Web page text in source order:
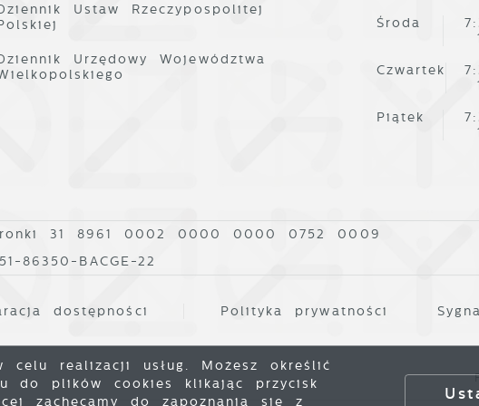
Ustaw Rzeczypospolitej
Urzędowy Województwa
Środa
Czwartek
Piątek
31 8961 0002 0000 0000 0752 0009
86350-BACGE-22
dostępności Polityka prywatności
realizacji usług. Możesz określić
do plików cookies klikając przycisk
zachęcamy do zapoznania się z